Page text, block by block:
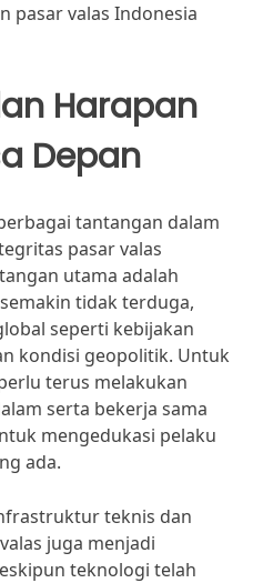
pasar valas Indonesia
Harapan
Depan
tantangan dalam
pasar valas
utama adalah
tidak terduga,
seperti kebijakan
kondisi geopolitik. Untuk
terus melakukan
serta bekerja sama
mengedukasi pelaku
ada.
teknis dan
juga menjadi
teknologi telah